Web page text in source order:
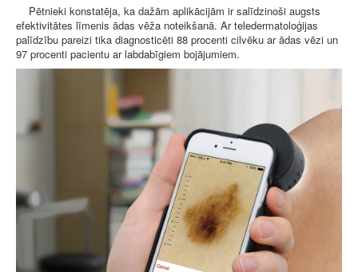
Pētnieki konstatēja, ka dažām aplikācijām ir salīdzinoši augsts
efektivitātes līmenis ādas vēža noteikšanā. Ar teledermatoloģijas
palīdzību pareizi tika diagnosticēti 88 procenti cilvēku ar ādas vēzi un
97 procenti pacientu ar labdabīgiem bojājumiem.